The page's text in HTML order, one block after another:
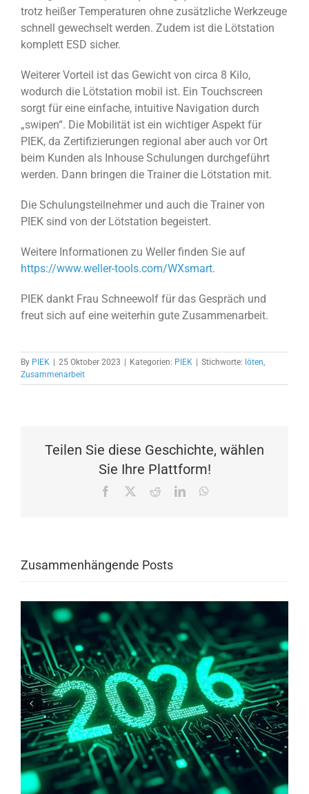
trotz heißer Temperaturen ohne zusätzliche Werkzeuge
schnell gewechselt werden. Zudem ist die Lötstation
komplett ESD sicher.
Weiterer Vorteil ist das Gewicht von circa 8 Kilo,
wodurch die Lötstation mobil ist. Ein Touchscreen
sorgt für eine einfache, intuitive Navigation durch
„swipen“. Die Mobilität ist ein wichtiger Aspekt für
PIEK, da Zertifizierungen regional aber auch vor Ort
beim Kunden als Inhouse Schulungen durchgeführt
werden. Dann bringen die Trainer die Lötstation mit.
Die Schulungsteilnehmer und auch die Trainer von
PIEK sind von der Lötstation begeistert.
Weitere Informationen zu Weller finden Sie auf
https://www.weller-tools.com/WXsmart.
PIEK dankt Frau Schneewolf für das Gespräch und
freut sich auf eine weiterhin gute Zusammenarbeit.
By PIEK | 25 Oktober 2023 | Kategorien: PIEK | Stichworte: löten
Zusammenarbeit
Teilen Sie diese Geschichte, wählen
Sie Ihre Plattform!
Facebook RedditLinkedIn
Zusammenhängende Posts
Warum haben wir Angst vor
blankem/freiliegendes Kupfer?